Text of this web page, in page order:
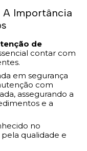
A Importância
de
contar com
em segurança
com
assegurando a
e a
no
pela qualidade e